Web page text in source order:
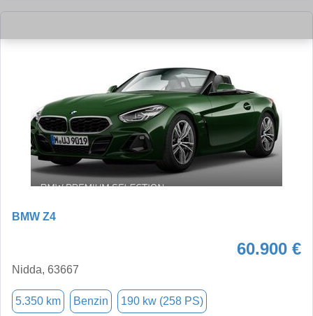
BMW Z4
60.900 €
Nidda, 63667
5.350 km Benzin 190 kw (258 PS)